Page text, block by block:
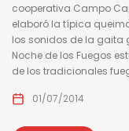
cooperativa Campo
elaboró la típica
los sonidos de la
Noche de los Fuegos
de los tradicionales
01/07/2014